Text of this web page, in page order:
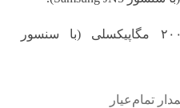
دوربین تله‌فوتو پریسکوپی ۲۰۰ مگاپیکسلی (با سنسور
تمام‌عیار